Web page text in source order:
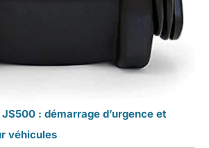
: démarrage d’urgence et
véhicules